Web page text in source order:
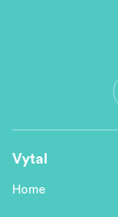
Vytal
Home